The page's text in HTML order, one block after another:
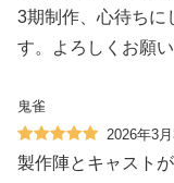
3期制作、心待ちに
す。よろしくお願
鬼雀
2026年3月
製作陣とキャスト